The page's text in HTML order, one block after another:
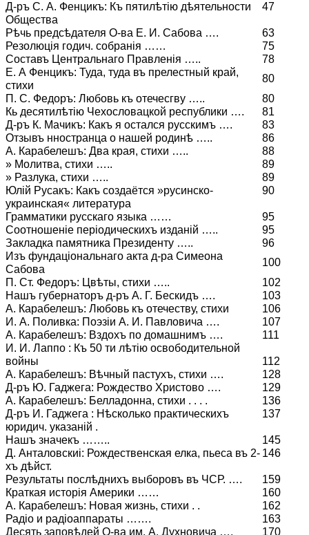
Д-ръ С. А. Фенцикъ: Къ пятилѣтію дѣятельности
Общества
47
Рѣчь предсѣдателя О-ва Е. И. Сабова ….
63
Резолюція годич. собранія ……
75
Составъ Центральнаго Правленія …..
78
Е. А Фенцикъ: Туда, туда въ прелестный край,
стихи
80
П. С. Федоръ: Любовь къ отечесгву …..
80
Кь десятилѣтію Чехословацкой республики ….
81
Д-ръ К. Мачикъ: Какъ я остался русскимъ ….
83
Отзывъ нностранца о нашей родинѣ …..
86
А. Карабелешъ: Два края, стихи …..
88
» Молитва, стихи …..
89
» Разлука, стихи …..
89
Юлій Русакъ: Какъ создаётся »русинско-
украинская« литература
90
Грамматики русскаго языка ……
95
Соотношеніе періодическихъ изданій …..
95
Закладка памятника Президенту …..
96
Изъ фундаціональнаго акта д-ра Симеона
Сабова
100
П. Ст. Федоръ: Цвѣты, стихи …..
102
Нашъ губернаторъ д-ръ А. Г. Бескидъ ….
103
А. Карабелешъ: Любовь къ отечеству, стихи
106
И. А. Поливка: Поэзіи А. И. Павловича ….
107
А. Карабелешъ: Вздохъ по домашнимъ ….
111
И. И. Лаппо : Къ 50 ти лѣтію освободительной
войны
112
А. Карабелешъ: Вѣчный пастухъ, стихи ….
128
Д-ръ Ю. Гаджега: Рождество Христово ….
129
А. Карабелешъ: Белладонна, стихи . . . .
136
Д-ръ И. Гаджега : Нѣсколько практическихъ
юридич. указаній .
137
Нашъ значекъ ……..
145
Д. Анталовскиі: Рождественская елка, пьеса въ 2-
хъ дѣйст.
146
Результаты послѣднихъ выборовъ въ ЧСР. ….
159
Краткая исторія Америки ……
160
А. Карабелешъ: Новая жизнь, стихи . .
162
Радіо и радіоаппараты …….
163
Десять заповѣдей О-ва им. А. Духновича ….
170